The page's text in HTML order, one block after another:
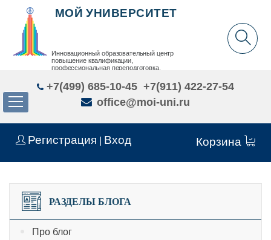
Регистрация Вход Корзина
МОЙ УНИВЕРСИТЕТ
Инновационный образовательный центр
повышение квалификации,
профессиональная переподготовка,
+7(499) 685-10-45 +7(911) 422-27-54
office@moi-uni.ru
РАЗДЕЛЫ БЛОГА
Про блог